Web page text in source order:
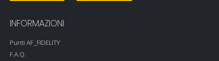
INFORMAZIONI
Punti AF_FIDELITY
F.A.Q.